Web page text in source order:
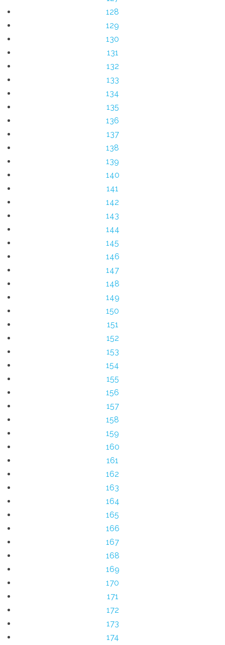
128
129
130
131
132
133
134
135
136
137
138
139
140
141
142
143
144
145
146
147
148
149
150
151
152
153
154
155
156
157
158
159
160
161
162
163
164
165
166
167
168
169
170
171
172
173
174